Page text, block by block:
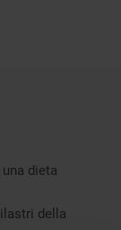
dieta
della